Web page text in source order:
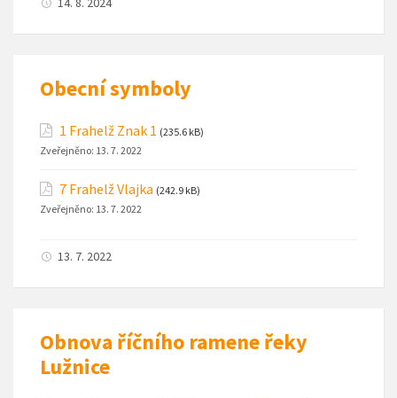
Obecní symboly
1 Frahelž Znak 1 (235.6 kB)
Zveřejněno: 13. 7. 2022
7 Frahelž Vlajka (242.9 kB)
Zveřejněno: 13. 7. 2022
13. 7. 2022
Obnova říčního ramene řeky
Lužnice